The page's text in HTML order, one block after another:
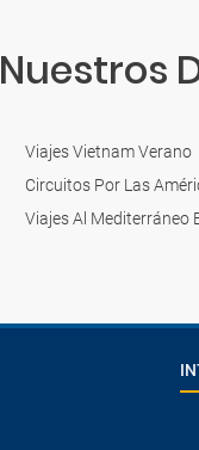
Nuestros
Viajes Vietnam Verano
Circuitos Por Las
Viajes Al Mediterráneo